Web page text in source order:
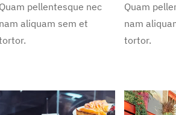
Quam pellentesque nec
nam aliquam sem et
Quam
nam
tortor.